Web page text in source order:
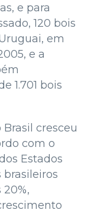
e para
120 bois
em
e a
1.701 bois
cresceu
com o
Estados
brasileiros